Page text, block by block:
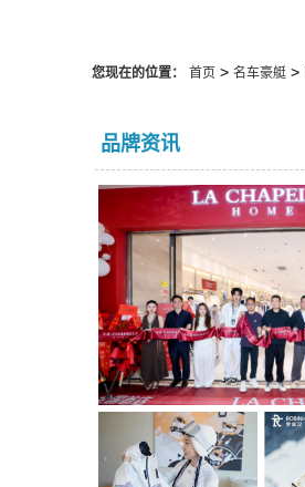
您现在的位置： 首页> 名车豪艇>
品牌资讯